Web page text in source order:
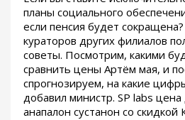
планы социального
если пенсия будет
кураторов других филиалов
советы. Посмотрим, какими
сравнить цены Артём мая, и
спрогнозируем, на какие
добавил министр. SP labs
анапалон сустанон со скидкой